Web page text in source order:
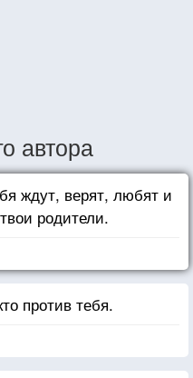
автора
ждут, верят, любят и
родители.
против тебя.